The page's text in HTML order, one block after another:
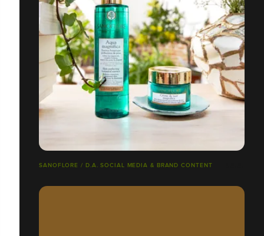
SANOFLORE / D.A. SOCIAL MEDIA & BRAND CONTENT